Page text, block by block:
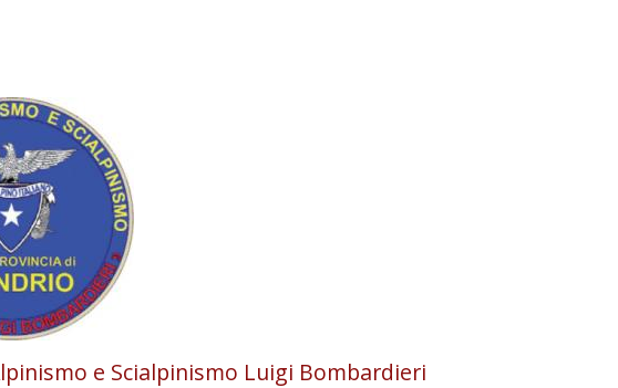
e Scialpinismo Luigi Bombardieri